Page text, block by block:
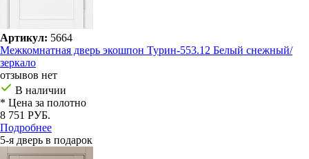
Артикул: 5664
Межкомнатная дверь экошпон Турин-553.12 Белый снежный/
зеркало
отзывов нет
В наличии
* Цена за полотно
8 751 РУБ.
Подробнее
5-я дверь в подарок